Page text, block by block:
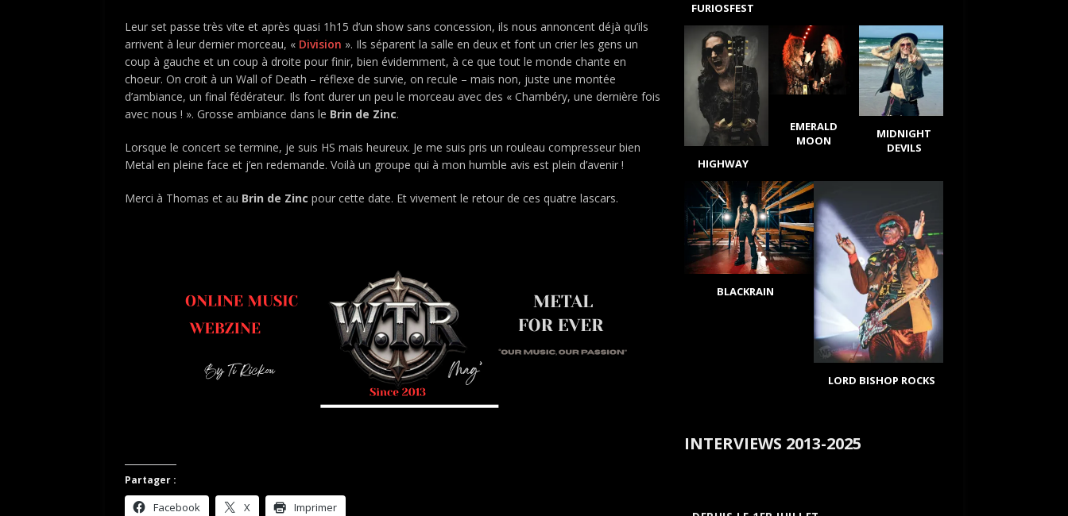
Leur set passe très vite et après quasi 1h15 d’un show sans concession, ils nous annoncent déjà qu’ils
arrivent à leur dernier morceau, « Division ». Ils séparent la salle en deux et font un crier les gens un
coup à gauche et un coup à droite pour finir, bien évidemment, à ce que tout le monde chante en
choeur. On croit à un Wall of Death – réflexe de survie, on recule – mais non, juste une montée
d’ambiance, un final fédérateur. Ils font durer un peu le morceau avec des « Chambéry, une dernière fois
avec nous ! ». Grosse ambiance dans le Brin de Zinc.
Lorsque le concert se termine, je suis HS mais heureux. Je me suis pris un rouleau compresseur bien
Metal en pleine face et j’en redemande. Voilà un groupe qui à mon humble avis est plein d’avenir !
Merci à Thomas et au Brin de Zinc pour cette date. Et vivement le retour de ces quatre lascars.
Partager :
Facebook X Imprimer
FURIOSFEST
HIGHWAY
EMERALD
MOON
MIDNIGHT
DEVILS
BLACKRAIN
LORD BISHOP ROCKS
INTERVIEWS 2013-2025